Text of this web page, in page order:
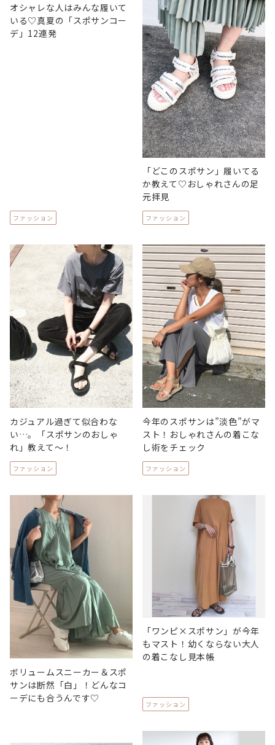
オシャレな人はみんな履いて
いる♡真夏の「スポサンコー
デ」12連発
ファッション
「どこのスポサン」履いてる
か教えて♡おしゃれさんの足
元拝見
ファッション
カジュアル過ぎて似合わな
い…。「スポサンのおしゃ
れ」教えて〜！
ファッション
今年のスポサンは”淡色”がマ
スト！おしゃれさんの着こな
し術をチェック
ファッション
ボリュームスニーカー＆スポ
サンは断然「白」！どんなコ
ーデにも合うんです♡
「ワンピ×スポサン」が今年
もマスト！幼くならない大人
の着こなし見本帳
ファッション